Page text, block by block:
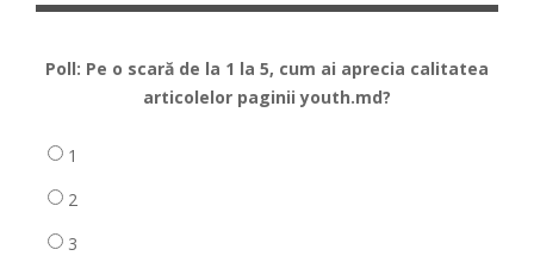
Poll: Pe o scară de la 1 la 5, cum ai aprecia calitatea
articolelor paginii youth.md?
1
2
3